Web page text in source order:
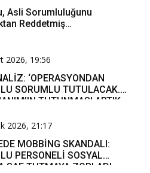
Asli Sorumluluğunu
Reddetmiş…
2026, 19:56
‘OPERASYONDAN
SORUMLU TUTULACAK.
TUTUNMASI ARTIK
2026, 21:17
MOBBİNG SKANDALI:
PERSONELİ SOSYAL
SAF TUTMAYA ZORLADI